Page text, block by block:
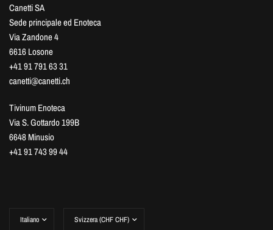
Canetti SA
Sede principale ed Enoteca
Via Zandone 4
6616 Losone
+41 91 791 63 31
canetti@canetti.ch
Tivinum Enoteca
Via S. Gottardo 199B
6648 Minusio
+41 91 743 99 44
paese/area
paese/area